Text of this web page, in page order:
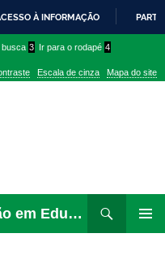
À INFORMAÇÃO
busca 3 Ir para o rodapé 4
Escala de cinza Mapa do site
Programa de Pós-Graduação em Educação – PPGEdu
para